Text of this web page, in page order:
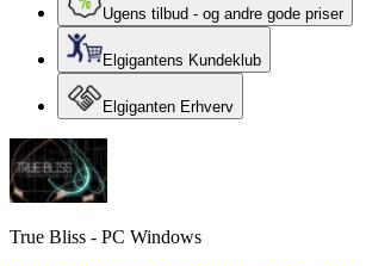
Ugens tilbud - og andre gode priser
Elgigantens Kundeklub
Elgiganten Erhverv
True Bliss - PC Windows